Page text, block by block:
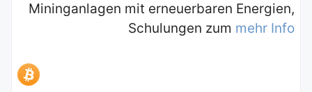
Mininganlagen mit erneuerbaren Energien,
Schulungen zum mehr Info